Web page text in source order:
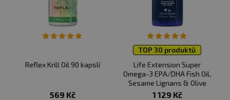
Reflex Krill Oil 90 kapslí
569 Kč
TOP 30 produktů
Life Extension Super
Omega-3 EPA/DHA Fish Oil,
Sesame Lignans & Olive
Extract 240 kapslí
1 129 Kč